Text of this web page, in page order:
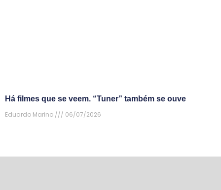
Há filmes que se veem. “Tuner” também se ouve
Eduardo Marino
06/07/2026